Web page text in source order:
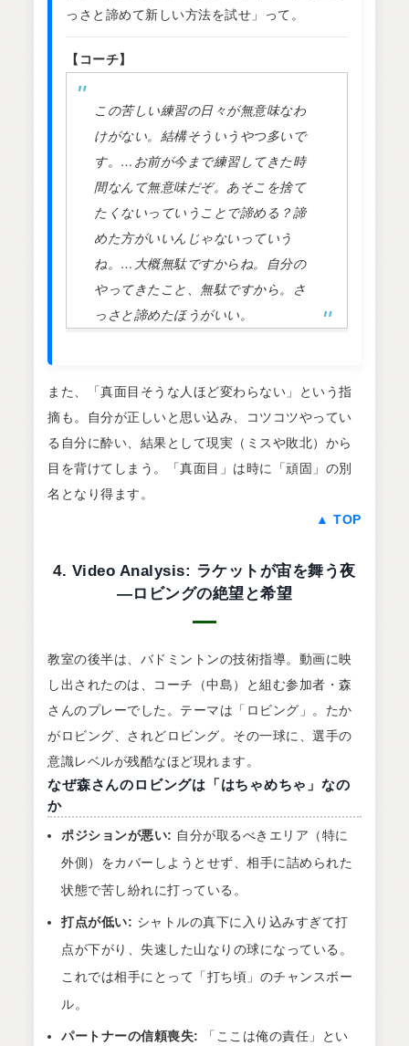
っさと諦めて新しい方法を試せ」って。
【コーチ】
この苦しい練習の日々が無意味なわ
けがない。結構そういうやつ多いで
す。…お前が今まで練習してきた時
間なんて無意味だぞ。あそこを捨て
たくないっていうことで諦める？諦
めた方がいいんじゃないっていう
ね。…大概無駄ですからね。自分の
やってきたこと、無駄ですから。さ
っさと諦めたほうがいい。
また、「真面目そうな人ほど変わらない」という指
摘も。自分が正しいと思い込み、コツコツやってい
る自分に酔い、結果として現実（ミスや敗北）から
目を背けてしまう。「真面目」は時に「頑固」の別
名となり得ます。
▲ TOP
4. Video Analysis: ラケットが宙を舞う夜
—ロビングの絶望と希望
教室の後半は、バドミントンの技術指導。動画に映
し出されたのは、コーチ（中島）と組む参加者・森
さんのプレーでした。テーマは「ロビング」。たか
がロビング、されどロビング。その一球に、選手の
意識レベルが残酷なほど現れます。
なぜ森さんのロビングは「はちゃめちゃ」なの
か
ポジションが悪い: 自分が取るべきエリア（特に
外側）をカバーしようとせず、相手に詰められた
状態で苦し紛れに打っている。
打点が低い: シャトルの真下に入り込みすぎて打
点が下がり、失速した山なりの球になっている。
これでは相手にとって「打ち頃」のチャンスボー
ル。
パートナーの信頼喪失: 「ここは俺の責任」とい